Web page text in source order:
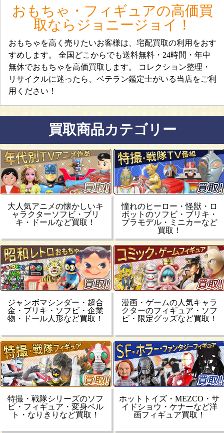
おもちゃ・フィギュアの高価買
取ならジョニージョイ！
おもちゃを高く売りたいお客様は、宅配買取の利用をおす
すめします。 全国どこからでも送料無料・24時間・年中
無休でおもちゃを高価買取します。 コレクション整理・
リサイクルに迷ったら、ベテラン鑑定士がいる当店をご利
用ください！
買取商品カテゴリー
大人気アニメの懐かしいキ
ャラクターソフビ・ブリ
キ・ドールなど買取！
憧れのヒーロー・怪獣・ロ
ボットのソフビ・ブリキ・
プラモデル・ミニカーなど
買取！
ジャンボマシンダー・超合
金・ブリキ・ソフビ・企業
物・ドール人形など買取！
漫画・ゲームの人気キャラ
クターのフィギュア・ソフ
ビ・限定グッズなど買取！
特撮・戦隊シリーズのソフ
ビ・フィギュア・変身ベル
ト・なりきりなど買取！
ホットトイズ・MEZCO・サ
イドショウ・ケナーなど洋
画フィギュア買取！